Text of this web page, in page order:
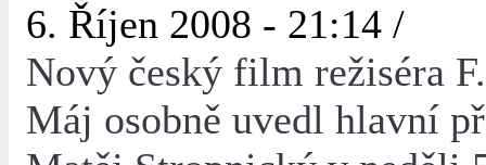
6. Říjen 2008 - 21:14 /
Nový český film režiséra
Máj osobně uvedl hlavní